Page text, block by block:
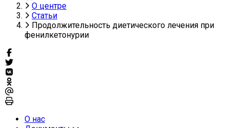
О центре
Статьи
Продолжительность диетического лечения при
фенилкетонурии
О нас